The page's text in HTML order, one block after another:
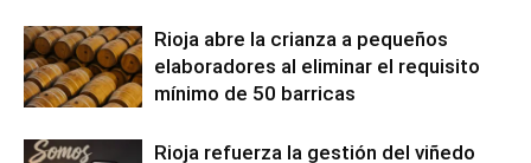
Rioja abre la crianza a pequeños
elaboradores al eliminar el requisito
mínimo de 50 barricas
Rioja refuerza la gestión del viñedo